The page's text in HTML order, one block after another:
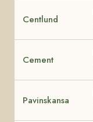
Centlund
Cement
Pavinskansa